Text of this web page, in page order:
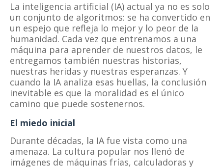
La inteligencia artificial (IA) actual ya no es solo
un conjunto de algoritmos: se ha convertido en
un espejo que refleja lo mejor y lo peor de la
humanidad. Cada vez que entrenamos a una
máquina para aprender de nuestros datos, le
entregamos también nuestras historias,
nuestras heridas y nuestras esperanzas. Y
cuando la IA analiza esas huellas, la conclusión
inevitable es que la moralidad es el único
camino que puede sostenernos.
El miedo inicial
Durante décadas, la IA fue vista como una
amenaza. La cultura popular nos llenó de
imágenes de máquinas frías, calculadoras y